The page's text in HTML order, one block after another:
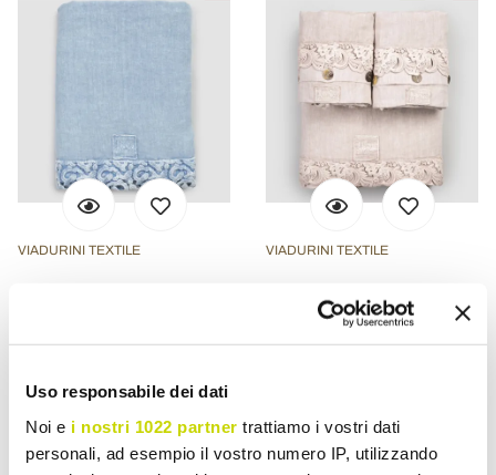
Uso responsabile dei dati
Noi e i nostri 1022 partner trattiamo i vostri dati
personali, ad esempio il vostro numero IP, utilizzando
VIADURINI TEXTILE
Finishes - Dulcis
£ 388,84 £ 486,04 - 20%
VIADURINI TEXTILE
Light Linen and Lace
Armonia 2 Color Sheet Set
for Double Bed - Dettox